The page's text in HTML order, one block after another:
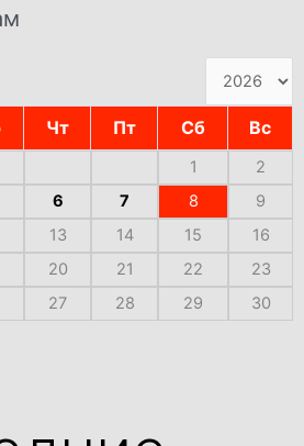
Чт Пт Сб Вс
1
2
6 7 8
9
13 14 15
16
20 21 22
23
27 28 29
30